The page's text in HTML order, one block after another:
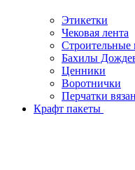
Этикетки
Чековая лента
Бахилы
Ценники
Воротнички
Перчатки
Крафт пакеты